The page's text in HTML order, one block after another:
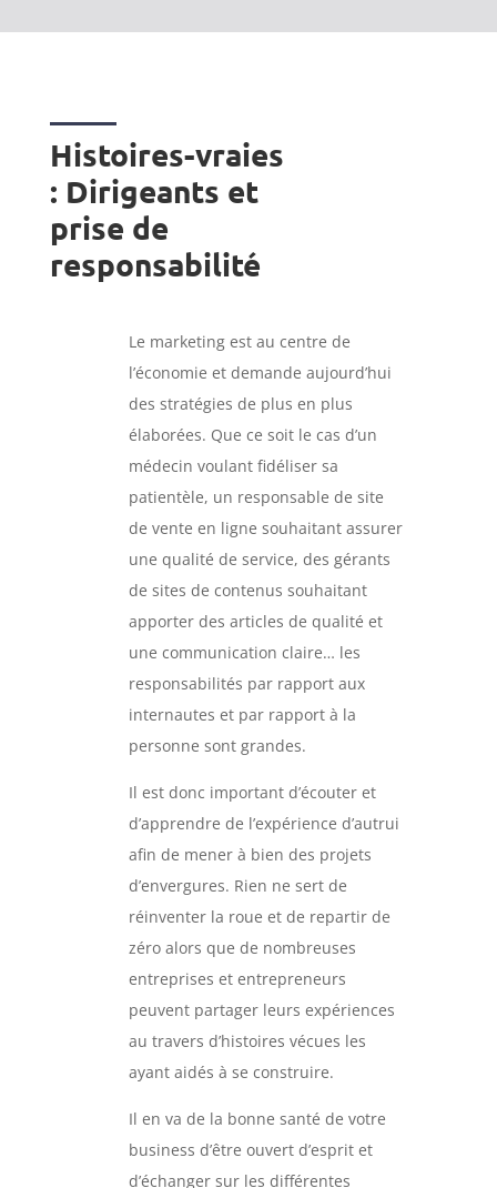
Histoires-vraies
: Dirigeants et
prise de
responsabilité
Le marketing est au centre de
l’économie et demande aujourd’hui
des stratégies de plus en plus
élaborées. Que ce soit le cas d’un
médecin voulant fidéliser sa
patientèle, un responsable de site
de vente en ligne souhaitant assurer
une qualité de service, des gérants
de sites de contenus souhaitant
apporter des articles de qualité et
une communication claire… les
responsabilités par rapport aux
internautes et par rapport à la
personne sont grandes.
Il est donc important d’écouter et
d’apprendre de l’expérience d’autrui
afin de mener à bien des projets
d’envergures. Rien ne sert de
réinventer la roue et de repartir de
zéro alors que de nombreuses
entreprises et entrepreneurs
peuvent partager leurs expériences
au travers d’histoires vécues les
ayant aidés à se construire.
Il en va de la bonne santé de votre
business d’être ouvert d’esprit et
d’échanger sur les différentes